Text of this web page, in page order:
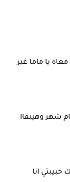
يا ماما غير
شهر وهيبقاا
حبيبتي انا